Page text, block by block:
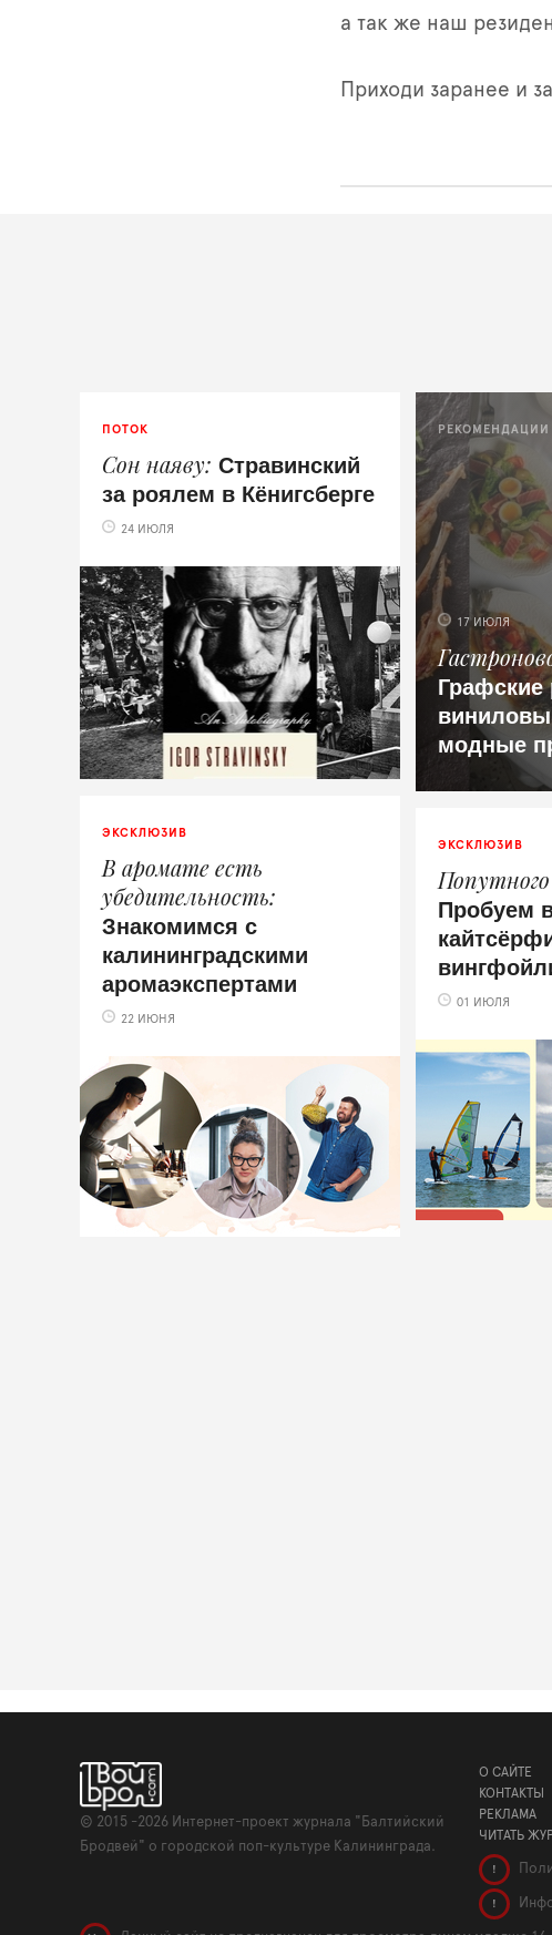
а так же наш
Приходи заранее и
ПОТОК
Сон наяву Стравинский
за роялем в Кёнигсберге
24 ИЮЛЯ
РЕКОМЕНДАЦИИ
17 ИЮЛЯ
модные
ЭКСКЛЮЗИВ
В аромате есть
убедительность
Знакомимся с
калининградскими
аромаэкспертами
22 ИЮНЯ
ЭКСКЛЮЗИВ
Пробуем
01 ИЮЛЯ
© 2015 -2026 Интернет-проект журнала "Балтийский
Бродвей" о городской поп-культуре Калининграда.
О САЙТЕ
КОНТАКТЫ
РЕКЛАМА
ЧИТАТЬ
!
!